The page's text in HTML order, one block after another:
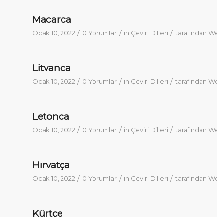
Macarca
Ocak 10, 2022 / 0 Yorumlar / in Çeviri Dilleri / tarafından
Litvanca
Ocak 10, 2022 / 0 Yorumlar / in Çeviri Dilleri / tarafından
Letonca
Ocak 10, 2022 / 0 Yorumlar / in Çeviri Dilleri / tarafından
Hırvatça
Ocak 10, 2022 / 0 Yorumlar / in Çeviri Dilleri / tarafından
Kürtçe